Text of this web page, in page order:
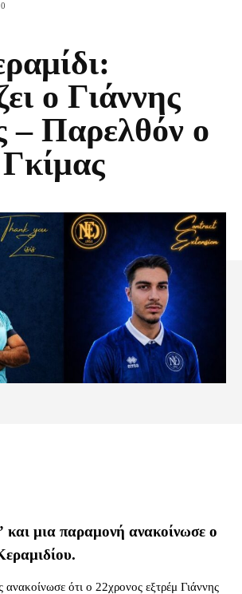
0
ο Γιάννης
– Παρελθόν ο
και μια παραμονή ανακοίνωσε ο
ότι ο 22χρονος εξτρέμ Γιάννης